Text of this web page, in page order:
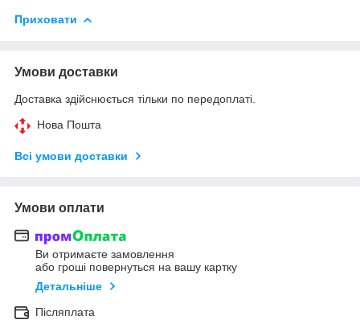
Приховати
Умови доставки
Доставка здійснюється тільки по передоплаті.
Нова Пошта
Всі умови доставки
Умови оплати
Ви отримаєте замовлення
або гроші повернуться на вашу картку
Детальніше
Післяплата